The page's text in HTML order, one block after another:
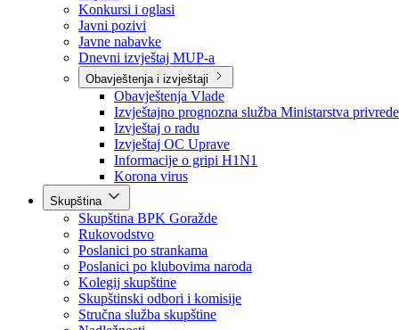
Sve vijesti
Izdvojeno
Najave
Konkursi i oglasi
Javni pozivi
Javne nabavke
Dnevni izvještaj MUP-a
Obavještenja i izvještaji
Obavještenja Vlade
Izvještajno prognozna služba Ministarstva privrede
Izvještaj o radu
Izvještaj OC Uprave
Informacije o gripi H1N1
Korona virus
Skupština
Skupština BPK Goražde
Rukovodstvo
Poslanici po strankama
Poslanici po klubovima naroda